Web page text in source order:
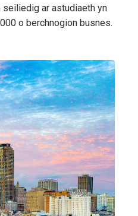
ar astudiaeth yn
o berchnogion busnes.